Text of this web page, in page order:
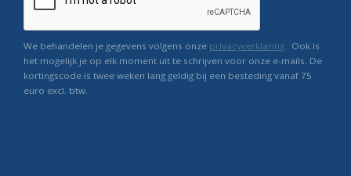
We behandelen je gegevens volgens onze privacyverklaring . Ook is
het mogelijk je op elk moment uit te schrijven voor onze e-mails. De
kortingscode is twee weken lang geldig bij een besteding vanaf 75
euro excl. btw.